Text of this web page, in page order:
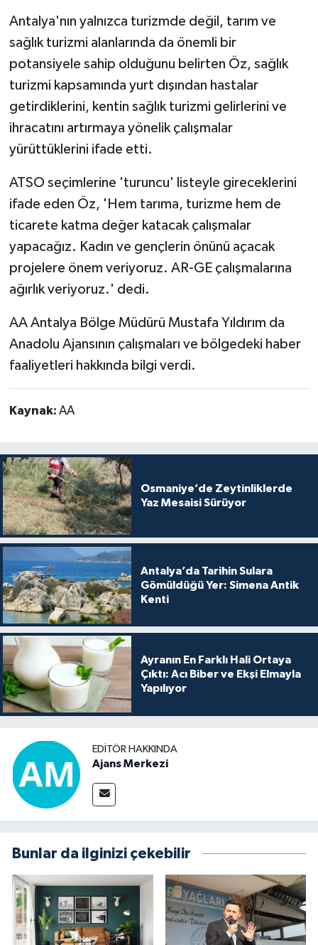
Antalya'nın yalnızca turizmde değil, tarım ve
sağlık turizmi alanlarında da önemli bir
potansiyele sahip olduğunu belirten Öz, sağlık
turizmi kapsamında yurt dışından hastalar
getirdiklerini, kentin sağlık turizmi gelirlerini ve
ihracatını artırmaya yönelik çalışmalar
yürüttüklerini ifade etti.
ATSO seçimlerine 'turuncu' listeyle gireceklerini
ifade eden Öz, 'Hem tarıma, turizme hem de
ticarete katma değer katacak çalışmalar
yapacağız. Kadın ve gençlerin önünü açacak
projelere önem veriyoruz. AR-GE çalışmalarına
ağırlık veriyoruz.' dedi.
AA Antalya Bölge Müdürü Mustafa Yıldırım da
Anadolu Ajansının çalışmaları ve bölgedeki haber
faaliyetleri hakkında bilgi verdi.
Kaynak: AA
Osmaniye’de Zeytinliklerde
Yaz Mesaisi Sürüyor
Antalya’da Tarihin Sulara
Gömüldüğü Yer: Simena Antik
Kenti
Ayranın En Farklı Hali Ortaya
Çıktı: Acı Biber ve Ekşi Elmayla
Yapılıyor
EDITÖR HAKKINDA
Ajans Merkezi
Bunlar da ilginizi çekebilir